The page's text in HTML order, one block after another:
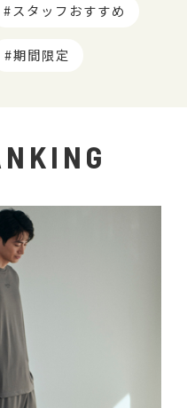
スタッフおすすめ
期間限定